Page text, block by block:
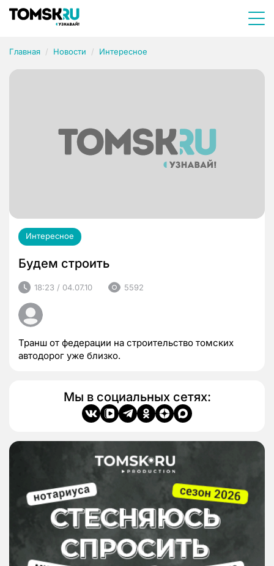
Главная Новости Интересное
Интересное
Будем строить
18:23 / 04.07.10 5592
Транш от федерации на строительство томских
автодорог уже близко.
Мы в социальных сетях: